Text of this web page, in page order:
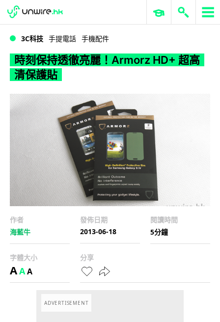
WWDC 2026 ERP 與商業 AI
3C科技 手提電話 手機配件
時刻保持透徹亮麗！Armorz HD+ 超高
清保護貼
作者
海藍牛
發佈日期
2013-06-18
閱讀時間
5分鐘
字體大小
AAA
分享
ADVERTISEMENT